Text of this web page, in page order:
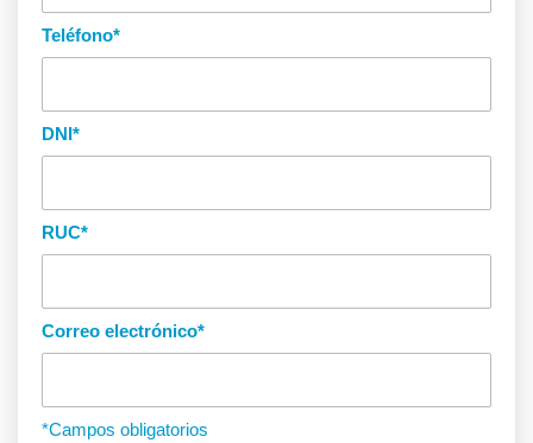
Teléfono*
DNI*
RUC*
Correo electrónico*
*Campos obligatorios